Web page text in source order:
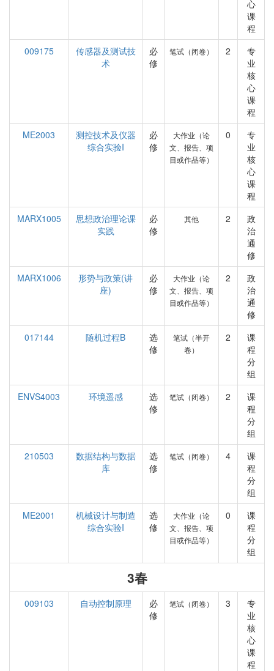
心
课
程
009175
传感器及测试技
术
必
修
笔试（闭卷） 2
专
业
核
心
课
程
ME2003
测控技术及仪器
综合实验I
必
修
大作业（论
文、报告、项
目或作品等）
0
专
业
核
心
课
程
MARX1005
思想政治理论课
实践
必
修
其他 2
政
治
通
修
MARX1006
形势与政策(讲
座)
必
修
大作业（论
文、报告、项
目或作品等）
2
政
治
通
修
017144
随机过程B
选
修
笔试（半开
卷）
2
课
程
分
组
ENVS4003
环境遥感
选
修
笔试（闭卷） 2
课
程
分
组
210503
数据结构与数据
库
选
修
笔试（闭卷） 4
课
程
分
组
ME2001
机械设计与制造
综合实验I
选
修
大作业（论
文、报告、项
目或作品等）
0
课
程
分
组
3春
009103 自动控制原理
必
修
笔试（闭卷） 3
专
业
核
心
课
程